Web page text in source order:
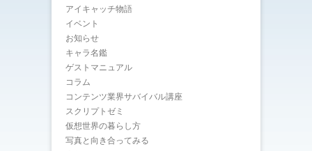
アイキャッチ物語
イベント
お知らせ
キャラ名鑑
ゲストマニュアル
コラム
コンテンツ業界サバイバル講座
スクリプトゼミ
仮想世界の暮らし方
写真と向き合ってみる